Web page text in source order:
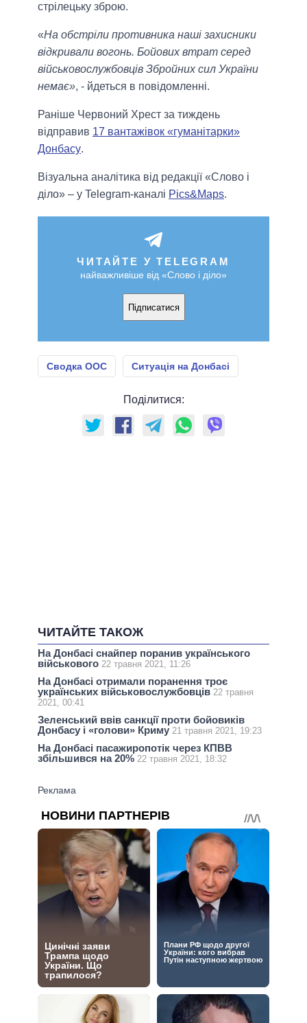
стрілецьку зброю.
«На обстріли противника наші захисники
відкривали вогонь. Бойових втрат серед
військовослужбовців Збройних сил України
немає», - йдеться в повідомленні.
Раніше Червоний Хрест за тиждень
відправив 17 вантажівок «гуманітарки»
Донбасу.
Візуальна аналітика від редакції «Слово і
діло» – у Telegram-каналі Pics&Maps.
ЧИТАЙТЕ У TELEGRAM
найважливіше від «Слово і діло»
Підписатися
Сводка ООС Ситуація на Донбасі
Поділитися:
ЧИТАЙТЕ ТАКОЖ
На Донбасі снайпер поранив українського
військового 22 травня 2021, 11:26
На Донбасі отримали поранення троє
українських військовослужбовців 22 травня
2021, 00:41
Зеленський ввів санкції проти бойовиків
Донбасу і «голови» Криму 21 травня 2021, 19:23
На Донбасі пасажиропотік через КПВВ
збільшився на 20% 22 травня 2021, 18:32